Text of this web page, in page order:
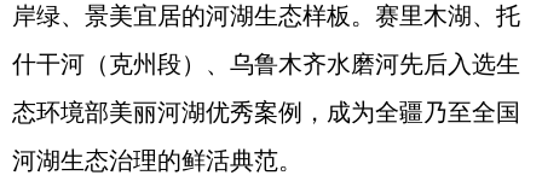
岸绿、景美宜居的河湖生态样板。赛里木湖、托
什干河（克州段）、乌鲁木齐水磨河先后入选生
态环境部美丽河湖优秀案例，成为全疆乃至全国
河湖生态治理的鲜活典范。